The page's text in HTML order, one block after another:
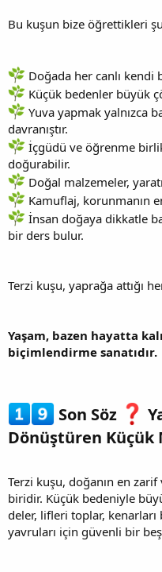
Bu kuşun bize öğrettikleri
Doğada her canlı kendi
Küçük bedenler büyük
Yuva yapmak yalnızca
davranıştır.
İçgüdü ve öğrenme
doğurabilir.
Doğal malzemeler,
Kamuflaj, korunmanın
İnsan doğaya dikkatle
bir ders bulur.
Terzi kuşu, yaprağa attığı
Yaşam, bazen hayatta
biçimlendirme sanatıdır.
Son Söz
Dönüştüren Küçük
Terzi kuşu, doğanın en zarif
biridir. Küçük bedeniyle
deler, lifleri toplar,
yavruları için güvenli bir